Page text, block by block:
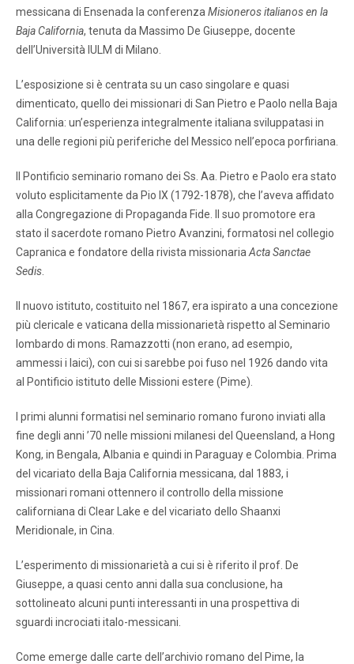
messicana di Ensenada la conferenza Misioneros italianos en la
Baja California, tenuta da Massimo De Giuseppe, docente
dell’Università IULM di Milano.
L’esposizione si è centrata su un caso singolare e quasi
dimenticato, quello dei missionari di San Pietro e Paolo nella Baja
California: un’esperienza integralmente italiana sviluppatasi in
una delle regioni più periferiche del Messico nell’epoca porfiriana.
Il Pontificio seminario romano dei Ss. Aa. Pietro e Paolo era stato
voluto esplicitamente da Pio IX (1792-1878), che l’aveva affidato
alla Congregazione di Propaganda Fide. Il suo promotore era
stato il sacerdote romano Pietro Avanzini, formatosi nel collegio
Capranica e fondatore della rivista missionaria Acta Sanctae
Sedis
Il nuovo istituto, costituito nel 1867, era ispirato a una concezione
più clericale e vaticana della missionarietà rispetto al Seminario
lombardo di mons. Ramazzotti (non erano, ad esempio,
ammessi i laici), con cui si sarebbe poi fuso nel 1926 dando vita
al Pontificio istituto delle Missioni estere (Pime).
I primi alunni formatisi nel seminario romano furono inviati alla
fine degli anni ’70 nelle missioni milanesi del Queensland, a Hong
Kong, in Bengala, Albania e quindi in Paraguay e Colombia. Prima
del vicariato della Baja California messicana, dal 1883, i
missionari romani ottennero il controllo della missione
californiana di Clear Lake e del vicariato dello Shaanxi
Meridionale, in Cina.
L’esperimento di missionarietà a cui si è riferito il prof. De
Giuseppe, a quasi cento anni dalla sua conclusione, ha
sottolineato alcuni punti interessanti in una prospettiva di
sguardi incrociati italo-messicani.
Come emerge dalle carte dell’archivio romano del Pime, la